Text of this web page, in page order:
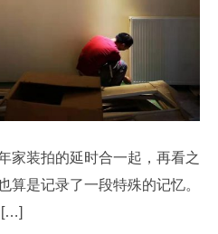
家装拍的延时合一起，再看之
算是记录了一段特殊的记忆。
[…]